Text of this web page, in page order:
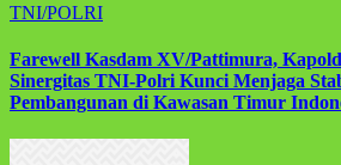
TNI/POLRI
Farewell Kasdam XV/Pattimura,
Sinergitas TNI-Polri Kunci Menjaga
Pembangunan di Kawasan Timur